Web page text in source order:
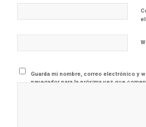
Guarda mi nombre, correo electrónico y
navegador para la próxima vez que